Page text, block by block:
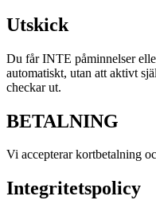
Utskick
Du får INTE påminnelser
automatiskt, utan att aktivt
checkar ut.
BETALNING
Vi accepterar kortbetalning
Integritetspolicy